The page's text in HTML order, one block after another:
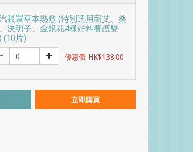
眼罩草本熱敷 (特別選用蘄艾、桑
決明子、金銀花4種好料養護雙
(10片)
優惠價 HK$138.00
立即購買